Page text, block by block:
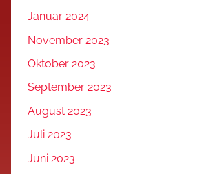
Januar 2024
November 2023
Oktober 2023
September 2023
August 2023
Juli 2023
Juni 2023